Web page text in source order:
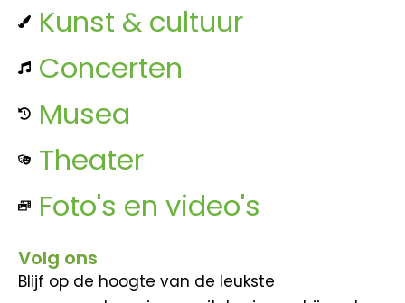
Kunst & cultuur
Concerten
Musea
Theater
Foto's en video's
Volg ons
Blijf op de hoogte van de leukste